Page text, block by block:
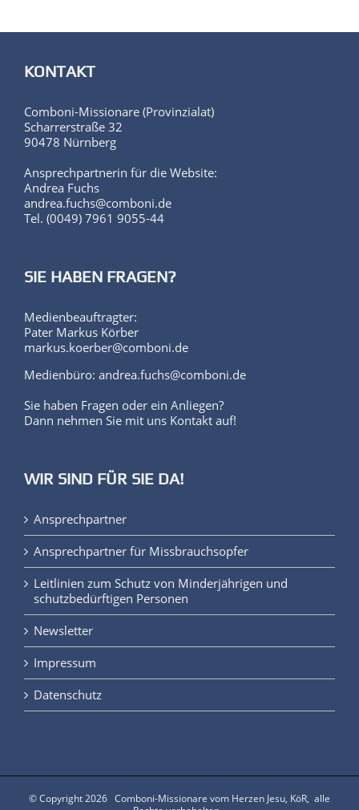
KONTAKT
Comboni-Missionare (Provinzialat)
Scharrerstraße 32
90478 Nürnberg
Ansprechpartnerin für die Website:
Andrea Fuchs
andrea.fuchs@comboni.de
Tel. (0049) 7961 9055-44
SIE HABEN FRAGEN?
Medienbeauftragter:
Pater Markus Körber
markus.koerber@comboni.de
Medienbüro: andrea.fuchs@comboni.de
Sie haben Fragen oder ein Anliegen?
Dann nehmen Sie mit uns Kontakt auf!
WIR SIND FÜR SIE DA!
Ansprechpartner
Ansprechpartner für Missbrauchsopfer
Leitlinien zum Schutz von Minderjährigen und
schutzbedürftigen Personen
Newsletter
Impressum
Datenschutz
© Copyright2026 Comboni-Missionare vom Herzen Jesu, KöR, alle